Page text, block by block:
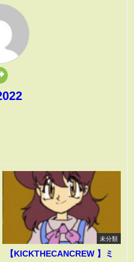
未分類
【KICKTHECANCREW 】ミ